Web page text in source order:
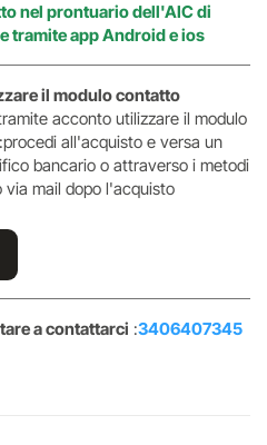
nel prontuario dell'AIC di
tramite app Android e ios
il modulo contatto
acconto utilizzare il modulo
all'acquisto e versa un
bancario o attraverso i metodi
mail dopo l'acquisto
a contattarci :3406407345